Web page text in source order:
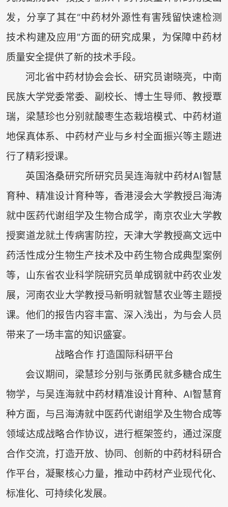
发，分享了其在“中药材外源性有害残留快速检测
技术构建及应用”方面的研究成果，为保障中药材
质量安全提供了新的技术手段。
河北省中药材协会会长、研究员谢晓亮，中南
民族大学党委常委、副校长、博士生导师、教授覃
瑞，梁慧珍也分别就酸枣生态栽培模式、中药材道
地保真体系、中药材产业与乡村全面振兴等主题进
行了精彩授课。
英国洛桑研究所研究员吴连海就中药材AI智慧
育种、精准设计育种等，香港浸会大学教授吕海涛
就中医药代谢组学及生物合成学，南京农业大学教
授窦道龙就土传病害防控，天津大学教授高文远中
药活性成分生物生产技术及中药生物合成典型案例
等，山东省农业科学院研究员单成钢就中药农业发
展，河南农业大学教授马新明就智慧农业等主题授
课。他们的报告内容丰富、深入浅出，为与会人员
带来了一场丰富的知识盛宴。
战略合作 打造国际科研平台
会议期间，梁慧珍分别与张勇民就多糖合成生
物学，与吴连海就中药材精准设计育种、AI智慧育
种方面，与吕海涛就中医药代谢组学及生物合成等
领域达成战略合作协议，进行框架签约，通过深度
合作交流，打造开放、协同、创新的中药材科研合
作平台，凝聚核心力量，推动中药材产业现代化、
标准化、可持续化发展。